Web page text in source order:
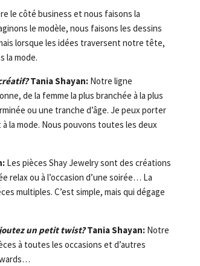
le côté business et nous faisons la
le modèle, nous faisons les dessins
lorsque les idées traversent notre tête,
la mode.
Tania Shayan: Notre ligne
de la femme la plus branchée à la plus
ou une tranche d’âge. Je peux porter
la mode. Nous pouvons toutes les deux
Les pièces Shay Jewelry sont des créations
relax ou à l’occasion d’une soirée… La
multiples. C’est simple, mais qui dégage
un petit twist?Tania Shayan: Notre
à toutes les occasions et d’autres